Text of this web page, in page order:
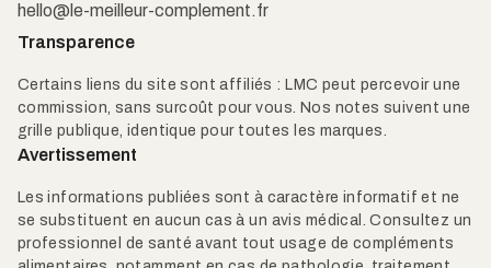
hello@le-meilleur-complement.fr
Transparence
Certains liens du site sont affiliés : LMC peut percevoir une
commission, sans surcoût pour vous. Nos notes suivent une
grille publique, identique pour toutes les marques.
Avertissement
Les informations publiées sont à caractère informatif et ne
se substituent en aucun cas à un avis médical. Consultez un
professionnel de santé avant tout usage de compléments